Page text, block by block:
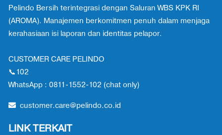
Pelindo Bersih terintegrasi dengan Saluran WBS KPK RI
(AROMA). Manajemen berkomitmen penuh dalam menjaga
kerahasiaan isi laporan dan identitas pelapor.
CUSTOMER CARE PELINDO
📞102
WhatsApp : 0811-1552-102 (chat only)
customer.care@pelindo.co.id
LINK TERKAIT